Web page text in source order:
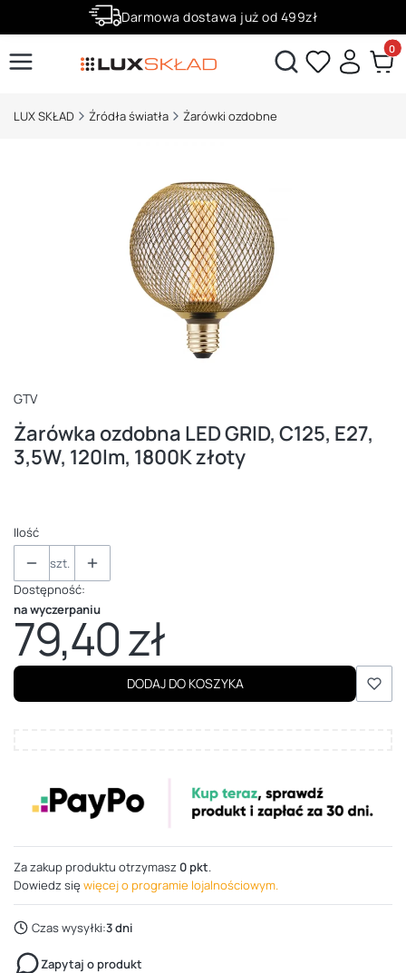
Darmowa dostawa już od 499zł
Zaloguj się i zbieraj punkty za zakupy!Otwórz wyszukiwarkę
LUX SKŁAD Źródła światła Żarówki ozdobne
GTV
Żarówka ozdobna LED GRID, C125, E27,
3,5W, 120lm, 1800K złoty
Ilość
szt.
Dostępność:
na wyczerpaniu
Cena
79,40 zł
DODAJ DO KOSZYKA
Za zakup produktu otrzymasz 0 pkt.
Dowiedz się więcej o programie lojalnościowym.
Czas wysyłki:3 dni
Zapytaj o produkt